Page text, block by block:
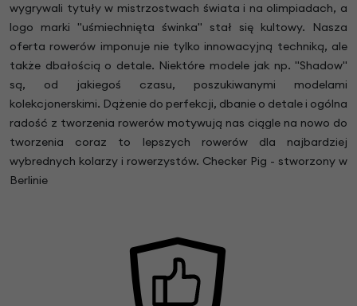
wygrywali tytuły w mistrzostwach świata i na olimpiadach, a
logo marki "uśmiechnięta świnka" stał się kultowy. Nasza
oferta rowerów imponuje nie tylko innowacyjną techniką, ale
także dbałością o detale. Niektóre modele jak np. "Shadow"
są, od jakiegoś czasu, poszukiwanymi modelami
kolekcjonerskimi. Dążenie do perfekcji, dbanie o detale i ogólna
radość z tworzenia rowerów motywują nas ciągle na nowo do
tworzenia coraz to lepszych rowerów dla najbardziej
wybrednych kolarzy i rowerzystów. Checker Pig - stworzony w
Berlinie